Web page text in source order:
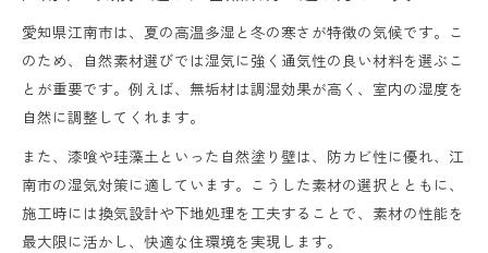
夫
自然素材住宅で実践する防災やシロアリ対
策
自然素材建築と地元建具屋の連携による安
心感
自然素材を活かして地域と共生する家づく
り
愛知県江南市は、夏の高温多湿と冬の寒さが特徴の気候です。こ
のため、自然素材選びでは湿気に強く通気性の良い材料を選ぶこ
とが重要です。例えば、無垢材は調湿効果が高く、室内の湿度を
自然に調整してくれます。
また、漆喰や珪藻土といった自然塗り壁は、防カビ性に優れ、江
南市の湿気対策に適しています。こうした素材の選択とともに、
施工時には換気設計や下地処理を工夫することで、素材の性能を
最大限に活かし、快適な住環境を実現します。